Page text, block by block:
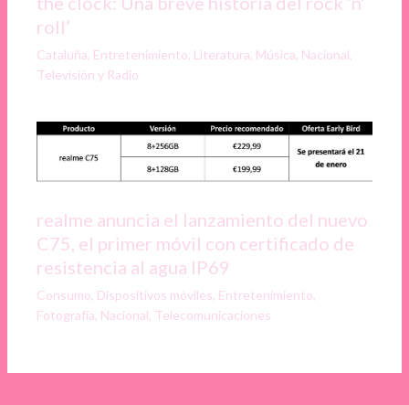
roll’
Cataluña, Entretenimiento, Literatura, Música, Nacional,
Televisión y Radio
realme anuncia el lanzamiento del nuevo
C75, el primer móvil con certificado de
resistencia al agua IP69
Consumo, Dispositivos móviles, Entretenimiento,
Fotografía, Nacional, Telecomunicaciones